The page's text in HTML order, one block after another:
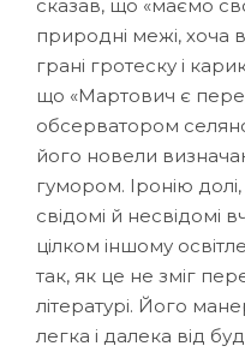
сказав, що «маємо
природні межі, хоча
грані гротеску і
що «Мартович є
обсерватором
його новели
гумором. Іронію
свідомі й несвідомі
цілком іншому
так, як це не зміг
літературі. Його
легка і далека від